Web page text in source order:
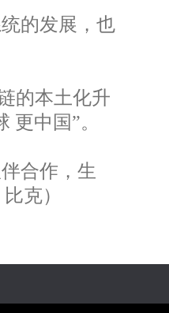
的发展，也
的本土化升
中国”。
合作，生
克）